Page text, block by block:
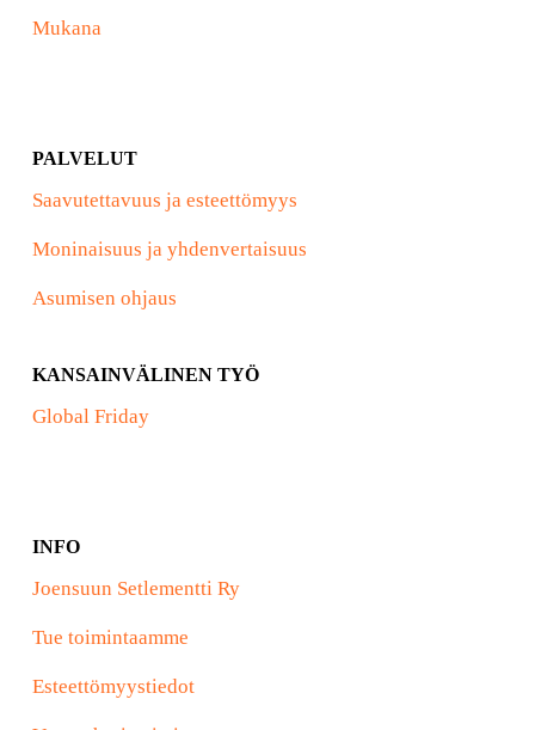
Mukana
PALVELUT
Saavutettavuus ja esteettömyys
Moninaisuus ja yhdenvertaisuus
Asumisen ohjaus
KANSAINVÄLINEN TYÖ
Global Friday
INFO
Joensuun Setlementti Ry
Tue toimintaamme
Esteettömyystiedot